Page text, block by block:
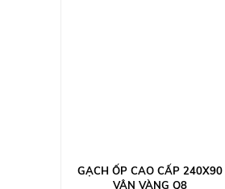
GẠCH ỐP CAO CẤP 240X90